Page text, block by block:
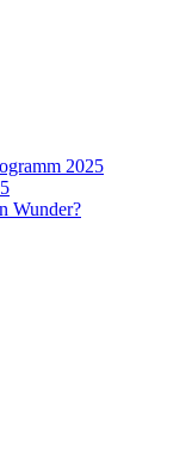
2025
Wunder?